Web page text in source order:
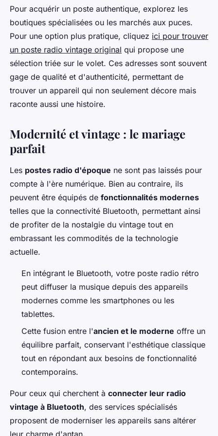
Pour acquérir un poste authentique, explorez les
boutiques spécialisées ou les marchés aux puces.
Pour une option plus pratique, cliquez ici pour trouver
un poste radio vintage original qui propose une
sélection triée sur le volet. Ces adresses sont souvent
gage de qualité et d'authenticité, permettant de
trouver un appareil qui non seulement décore mais
raconte aussi une histoire.
Modernité et vintage : le mariage
parfait
Les postes radio d'époque ne sont pas laissés pour
compte à l'ère numérique. Bien au contraire, ils
peuvent être équipés de fonctionnalités modernes
telles que la connectivité Bluetooth, permettant ainsi
de profiter de la nostalgie du vintage tout en
embrassant les commodités de la technologie
actuelle.
En intégrant le Bluetooth, votre poste radio rétro
peut diffuser la musique depuis des appareils
modernes comme les smartphones ou les
tablettes.
Cette fusion entre l'ancien et le moderne offre un
équilibre parfait, conservant l'esthétique classique
tout en répondant aux besoins de fonctionnalité
contemporains.
Pour ceux qui cherchent à connecter leur radio
vintage à Bluetooth, des services spécialisés
proposent de moderniser les appareils sans altérer
leur charme d'antan.